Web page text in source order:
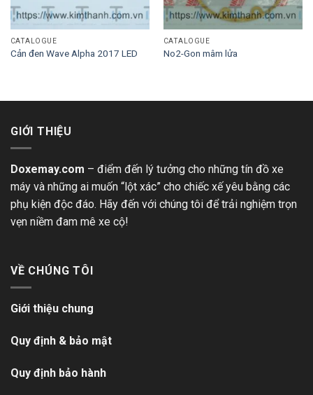
CATALOGUE
Cản đen Wave Alpha 2017 LED
CATALOGUE
No2-Gon mâm lửa
GIỚI THIỆU
Doxemay.com – điểm đến lý tưởng cho những tín đồ xe
máy và những ai muốn “lột xác” cho chiếc xế yêu bằng các
phụ kiện độc đáo. Hãy đến với chúng tôi để trải nghiệm trọn
vẹn niềm đam mê xe cộ!
VỀ CHÚNG TÔI
Giới thiệu chung
Quy định & bảo mật
Quy định bảo hành